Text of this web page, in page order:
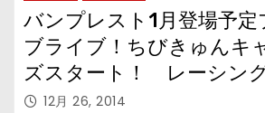
バンプレスト1月登場予定
ブライブ！ちびきゅんキ
ズスタート！ レーシン
のフィギュアも登場！
12月 26, 2014